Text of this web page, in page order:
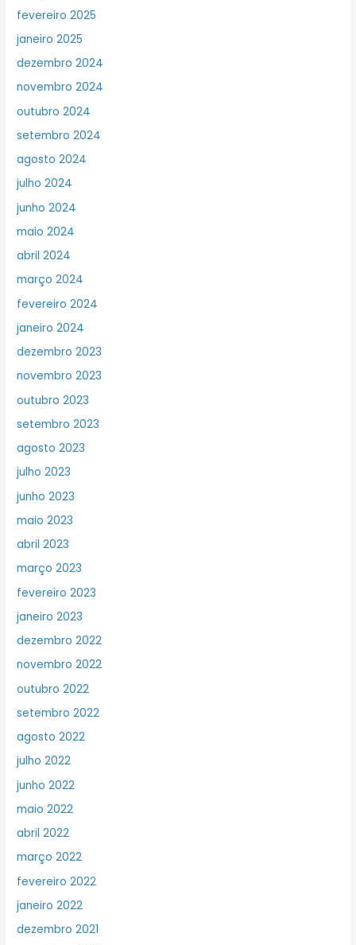
fevereiro 2025
janeiro 2025
dezembro 2024
novembro 2024
outubro 2024
setembro 2024
agosto 2024
julho 2024
junho 2024
maio 2024
abril 2024
março 2024
fevereiro 2024
janeiro 2024
dezembro 2023
novembro 2023
outubro 2023
setembro 2023
agosto 2023
julho 2023
junho 2023
maio 2023
abril 2023
março 2023
fevereiro 2023
janeiro 2023
dezembro 2022
novembro 2022
outubro 2022
setembro 2022
agosto 2022
julho 2022
junho 2022
maio 2022
abril 2022
março 2022
fevereiro 2022
janeiro 2022
dezembro 2021